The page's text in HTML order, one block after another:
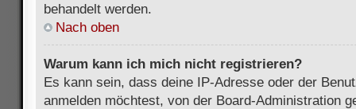
behandelt werden.
Nach oben
Warum kann ich mich nicht registrieren?
Es kann sein, dass deine IP-Adresse oder der
anmelden möchtest, von der Board-Administration